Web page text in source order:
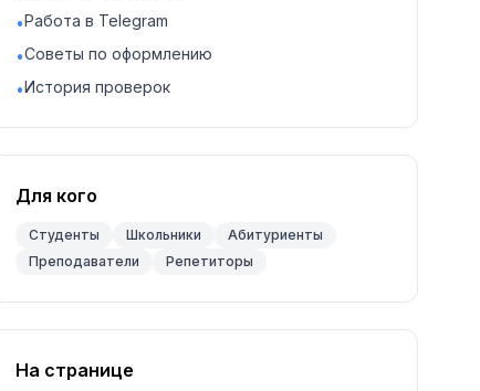
•Работа в Telegram
•Советы по оформлению
•История проверок
Для кого
Студенты Школьники
Абитуриенты
Преподаватели
Репетиторы
На странице